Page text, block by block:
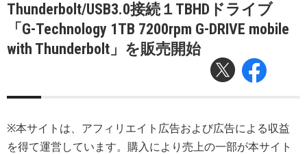
Thunderbolt/USB3.0接続１TBHDドライブ
「G-Technology 1TB 7200rpm G-DRIVE mobile
with Thunderbolt」を販売開始
※本サイトは、アフィリエイト広告および広告による収益
を得て運営しています。購入により売上の一部が本サイト